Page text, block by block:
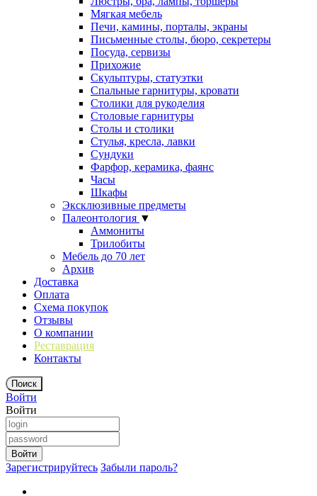
Мягкая мебель
Печи, камины, порталы, экраны
Письменные столы, бюро, секретеры
Посуда, сервизы
Прихожие
Скульптуры, статуэтки
Спальные гарнитуры, кровати
Столики для рукоделия
Столовые гарнитуры
Столы и столики
Стулья, кресла, лавки
Сундуки
Фарфор, керамика, фаянс
Часы
Шкафы
Эксклюзивные предметы
Палеонтология ▼
Аммониты
Трилобиты
Мебель до 70 лет
Архив
Доставка
Оплата
Схема покупок
Отзывы
О компании
Реставрация
Контакты
Войти
Войти
Зарегистрируйтесь Забыли пароль?